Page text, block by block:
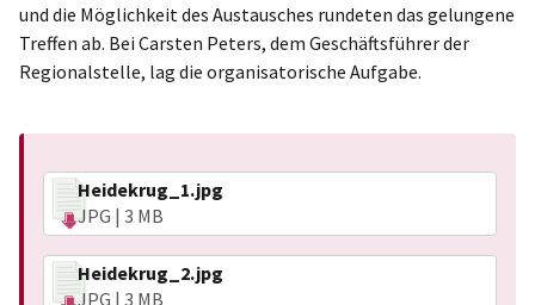
und die Möglichkeit des Austausches rundeten das gelungene
Treffen ab. Bei Carsten Peters, dem Geschäftsführer der
Regionalstelle, lag die organisatorische Aufgabe.
Heidekrug_1.jpg
JPG | 3 MB
Heidekrug_2.jpg
JPG | 3 MB